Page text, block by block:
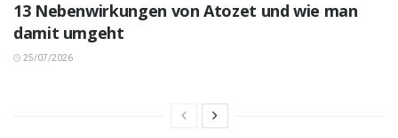
13 Nebenwirkungen von Atozet und wie man
damit umgeht
25/07/2026